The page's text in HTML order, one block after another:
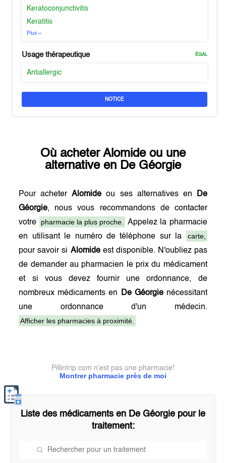
Keratoconjunctivitis
Keratitis
Plus
Usage thérapeutique ÉGAL
Antiallergic
NOTICE
Où acheter Alomideou une
alternative en De Géorgie
Pour acheterAlomide ou ses alternatives en
De
Géorgie, nous vous recommandons de contacter
votre
pharmacie la plus proche.
Appelez la pharmacie
en utilisant le numéro de téléphone sur la
carte,
pour savoir si Alomideest disponible. N'oubliez pas
de demander au pharmacien le prix du médicament
et si vous devez fournir une ordonnance, de
nombreux médicaments en
De Géorgienécessitant
une ordonnance d'un médecin.
Afficher les pharmacies à proximité.
Montrer pharmacie près de moi
Pillintrip.com n'est pas une pharmacie!
Liste des médicaments en De Géorgie pour le
traitement: